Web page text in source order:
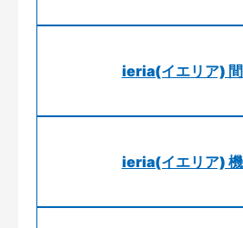
ieria(イエリア)
ieria(イエリア)